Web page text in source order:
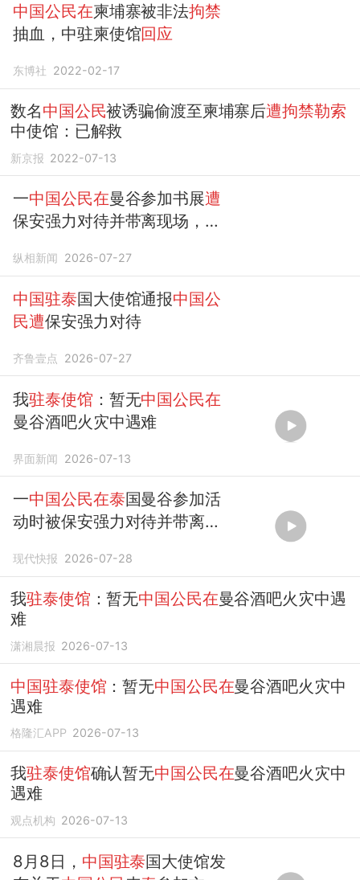
中国公民在柬埔寨被非法拘禁
抽血，中驻柬使馆回应
东博社 2022-02-17
数名中国公民被诱骗偷渡至柬埔寨后遭拘禁勒索
中使馆：已解救
新京报 2022-07-13
一中国公民在曼谷参加书展遭
保安强力对待并带离现场，我
明真相
纵相新闻 2026-07-27
中国驻泰国大使馆通报中国公
民遭保安强力对待
齐鲁壹点 2026-07-27
我驻泰使馆 ：暂无中国公民在
曼谷酒吧火灾中遇难
界面新闻 2026-07-13
一中国公民在泰国曼谷参加活
动时被保安强力对待并带离现
现代快报 2026-07-28
我驻泰使馆 ：暂无中国公民在曼谷酒吧火灾中遇
难
潇湘晨报 2026-07-13
中国驻泰使馆 ：暂无中国公民在曼谷酒吧火灾中
遇难
格隆汇APP 2026-07-13
我驻泰使馆确认暂无中国公民在曼谷酒吧火灾中
遇难
观点机构 2026-07-13
8月8日， 中国驻泰国大使馆发